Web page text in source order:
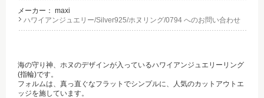
メーカー： maxi
ハワイアンジュエリー/Silver925/ホヌリング/0794 へのお問い合わせ
海の守り神、ホヌのデザインが入っているハワイアンジュエリーリング
(指輪)です。
フォルムは、真っ直ぐなフラットでシンプルに、人気のカットアウトエ
ッジを施しています。